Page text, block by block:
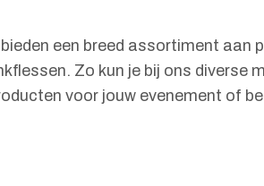
een breed assortiment aan
Zo kun je bij ons diverse
voor jouw evenement of